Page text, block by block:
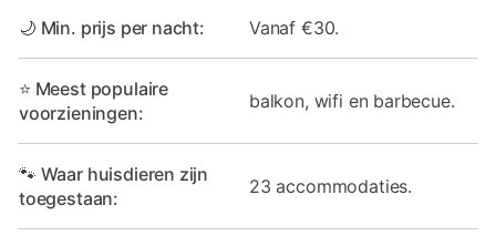
🌙 Min. prijs per nacht: Vanaf €30.
⭐ Meest populaire
voorzieningen:
balkon, wifi en barbecue.
🐾 Waar huisdieren zijn
toegestaan:
23 accommodaties.